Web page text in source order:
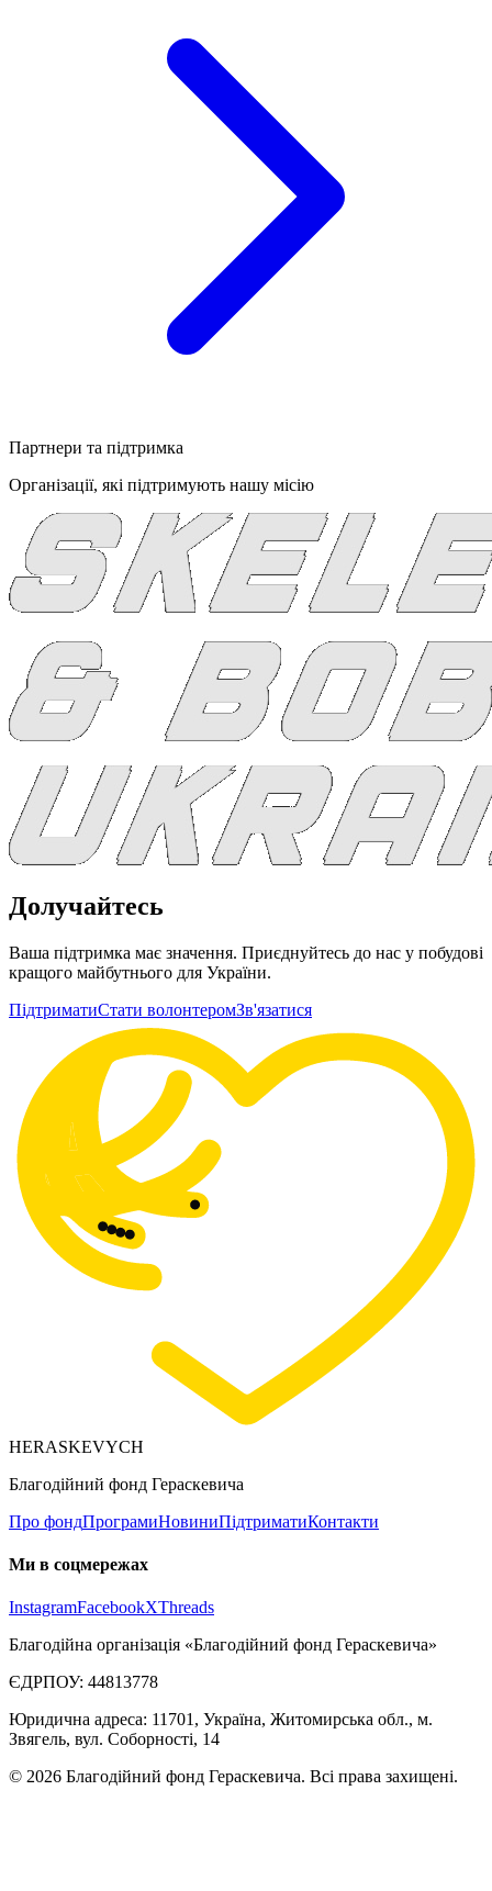
Партнери та підтримка
Організації, які підтримують нашу місію
Долучайтесь
Ваша підтримка має значення. Приєднуйтесь до нас у побудові
кращого майбутнього для України.
ПідтриматиСтати волонтеромЗв'язатися
HERASKEVYCH
Благодійний фонд Гераскевича
Про фондПрограмиНовиниПідтриматиКонтакти
Ми в соцмережах
InstagramFacebookXThreads
Благодійна організація «Благодійний фонд Гераскевича»
ЄДРПОУ: 44813778
Юридична адреса: 11701, Україна, Житомирська обл., м.
Звягель, вул. Соборності, 14
© 2026 Благодійний фонд Гераскевича. Всі права захищені.